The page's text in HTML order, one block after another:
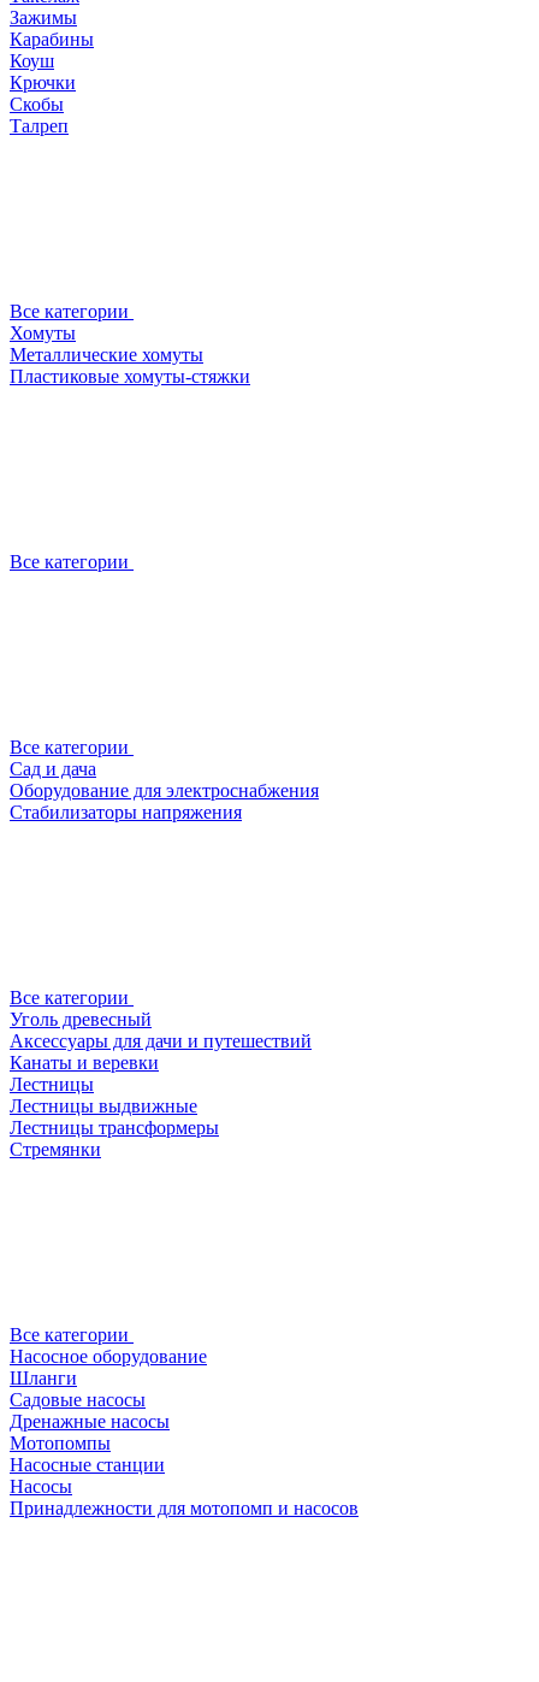
Зажимы
Карабины
Коуш
Крючки
Скобы
Талреп
Все категории
Хомуты
Металлические хомуты
Пластиковые хомуты-стяжки
Все категории
Все категории
Сад и дача
Оборудование для электроснабжения
Стабилизаторы напряжения
Все категории
Уголь древесный
Аксессуары для дачи и путешествий
Канаты и веревки
Лестницы
Лестницы выдвижные
Лестницы трансформеры
Стремянки
Все категории
Насосное оборудование
Шланги
Садовые насосы
Дренажные насосы
Мотопомпы
Насосные станции
Насосы
Принадлежности для мотопомп и насосов